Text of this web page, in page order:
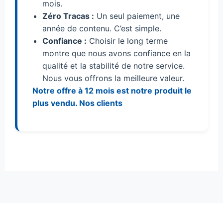
mois.
Zéro Tracas : Un seul paiement, une
année de contenu. C’est simple.
Confiance : Choisir le long terme
montre que nous avons confiance en la
qualité et la stabilité de notre service.
Nous vous offrons la meilleure valeur.
Notre offre à 12 mois est notre produit le
plus vendu. Nos clients